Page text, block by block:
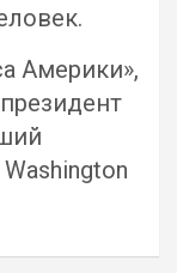
Америки»,